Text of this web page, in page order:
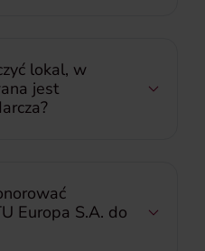
lokal, w
jest
Europa S.A. do